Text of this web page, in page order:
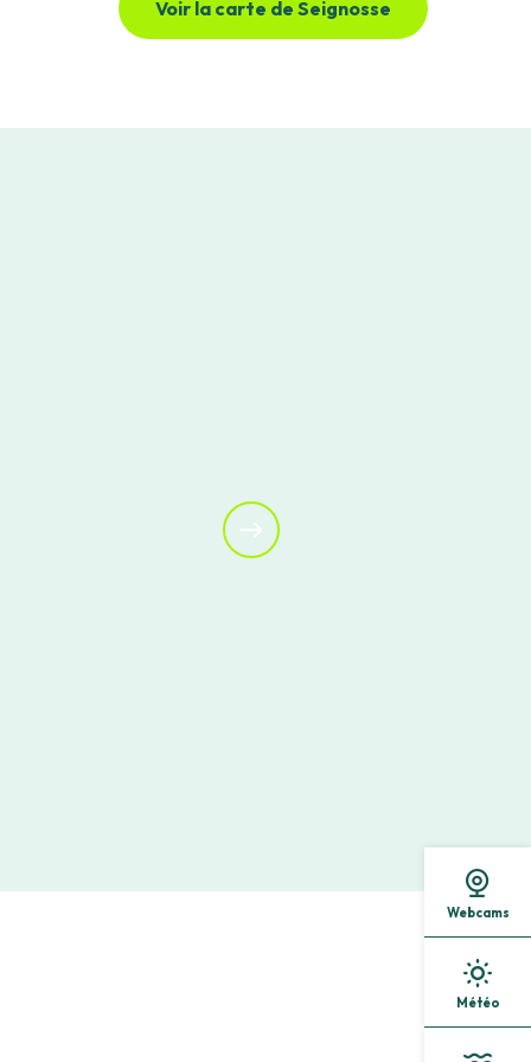
Webcams
Météo
Voir la carte de Seignosse